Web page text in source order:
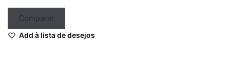
Comparar
Add à lista de desejos